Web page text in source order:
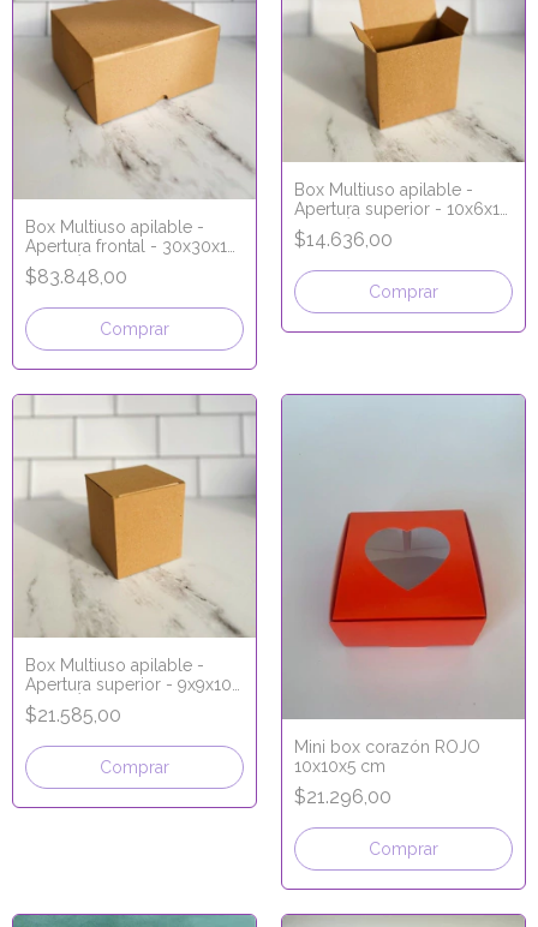
Box Multiuso apilable -
Apertura frontal - 30x30x10
cm - LÍNEA MICRO
CORRUGADO
$83.848,00
Comprar
Box Multiuso apilable -
Apertura superior - 10x6x10
cm - LÍNEA MICRO
CORRUGADO
$14.636,00
Comprar
Box Multiuso apilable -
Apertura superior - 9x9x10
cm - LÍNEA MICRO
CORRUGADO
$21.585,00
Comprar
Mini box corazón ROJO
10x10x5 cm
$21.296,00
Comprar